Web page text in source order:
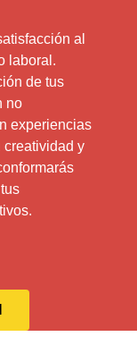
al
laboral.
de tus
no
experiencias
creatividad y